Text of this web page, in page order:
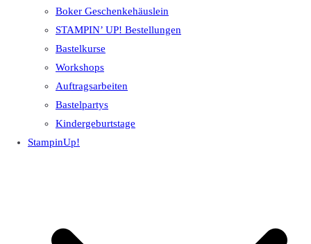
Boker Geschenkehäuslein
STAMPIN’ UP! Bestellungen
Bastelkurse
Workshops
Auftragsarbeiten
Bastelpartys
Kindergeburtstage
StampinUp!